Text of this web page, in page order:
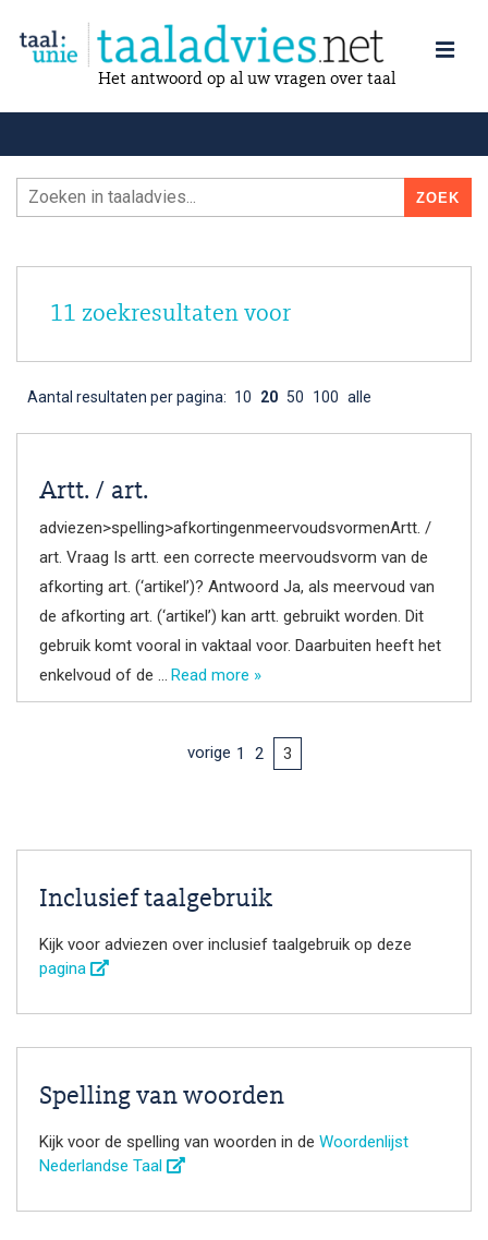
Het antwoord op al uw vragen over taal
11 zoekresultaten voor
Aantal resultaten per pagina: 10 20 50 100 alle
Artt. / art.
adviezen>spelling>afkortingenmeervoudsvormenArtt. /
art. Vraag Is artt. een correcte meervoudsvorm van de
afkorting art. (‘artikel’)? Antwoord Ja, als meervoud van
de afkorting art. (‘artikel’) kan artt. gebruikt worden. Dit
gebruik komt vooral in vaktaal voor. Daarbuiten heeft het
enkelvoud of de … Read more »
vorige 1 2 3
Inclusief taalgebruik
Kijk voor adviezen over inclusief taalgebruik op deze
pagina
Spelling van woorden
Kijk voor de spelling van woorden in de Woordenlijst
Nederlandse Taal